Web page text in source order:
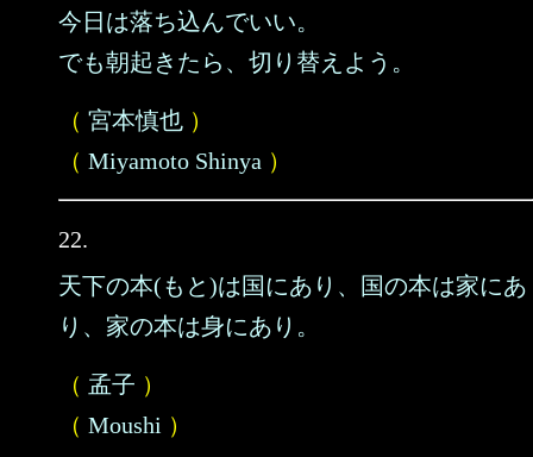
今日は落ち込んでいい。
でも朝起きたら、切り替えよう。
（ 宮本慎也 ）
（ Miyamoto Shinya ）
22.
天下の本(もと)は国にあり、国の本は家にあ
り、家の本は身にあり。
（ 孟子 ）
（ Moushi ）